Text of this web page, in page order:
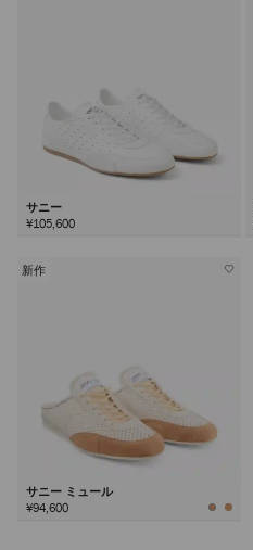
サニー
¥105,600
新作
サニー ミュール
¥94,600